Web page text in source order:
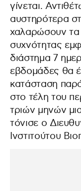
γίνεται.
αυστηρότερα
χαλαρώσουν τα
συχνότητας
διάστημα 7
εβδομάδες θα
κατάσταση
στο τέλη του
τριών μηνών
τόνισε ο
Ινστιτούτου